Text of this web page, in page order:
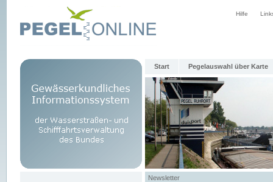
Hilfe
Start Pegelauswahl über Karte
Newsletter